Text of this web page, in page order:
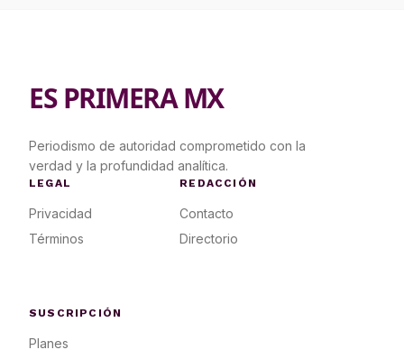
ES PRIMERA MX
Periodismo de autoridad comprometido con la
verdad y la profundidad analítica.
LEGAL
Privacidad
Términos
REDACCIÓN
Contacto
Directorio
SUSCRIPCIÓN
Planes